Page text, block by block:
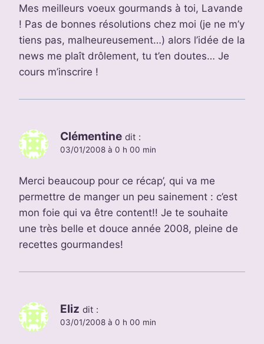
Mes meilleurs voeux gourmands à toi, Lavande
! Pas de bonnes résolutions chez moi (je ne m’y
tiens pas, malheureusement…) alors l’idée de la
news me plaît drôlement, tu t’en doutes… Je
cours m’inscrire !
Clémentine dit :
03/01/2008 à 0 h 00 min
Merci beaucoup pour ce récap’, qui va me
permettre de manger un peu sainement : c’est
mon foie qui va être content!! Je te souhaite
une très belle et douce année 2008, pleine de
recettes gourmandes!
Eliz dit :
03/01/2008 à 0 h 00 min